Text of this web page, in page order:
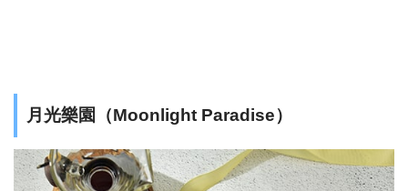
月光樂園（Moonlight Paradise）